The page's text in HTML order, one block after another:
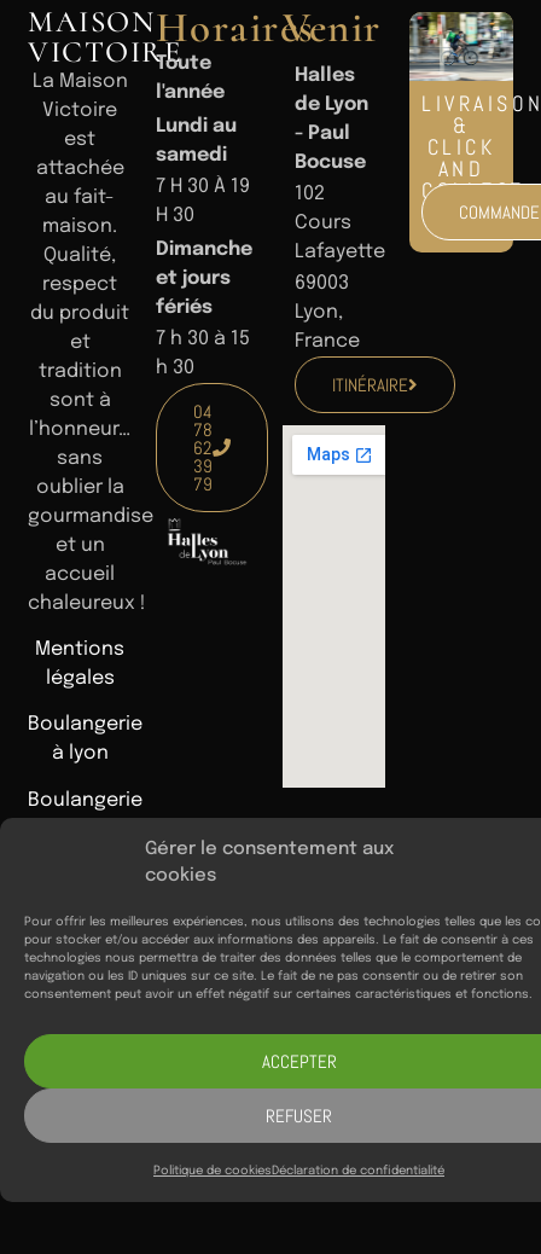
Gérer le consentement aux
cookies
Pour offrir les meilleures expériences, nous utilisons des technologies telles que les
pour stocker et/ou accéder aux informations des appareils. Le fait de consentir à ces
technologies nous permettra de traiter des données telles que le comportement de
navigation ou les ID uniques sur ce site. Le fait de ne pas consentir ou de retirer son
consentement peut avoir un effet négatif sur certaines caractéristiques et fonctions.
ACCEPTER
REFUSER
Politique de cookies Déclaration de confidentialité
MAISON
VICTOIRE
La Maison
Victoire
est
attachée
au fait-
maison.
Qualité,
respect
du produit
et
tradition
sont à
l’honneur…
sans
oublier la
gourmandise
et un
accueil
chaleureux !
Mentions
légales
Boulangerie
à lyon
Boulangerie
Paul
Bocuse
Horaires
Toute
l'année
Lundi au
samedi
7 H 30 À 19
H 30
Dimanche
et jours
fériés
7 h 30 à 15
h 30
04
78
62
39
79
Venir
Halles
de Lyon
- Paul
Bocuse
102
Cours
Lafayette
69003
Lyon,
France
ITINÉRAIRE
&
CLICK
AND
COLLECT